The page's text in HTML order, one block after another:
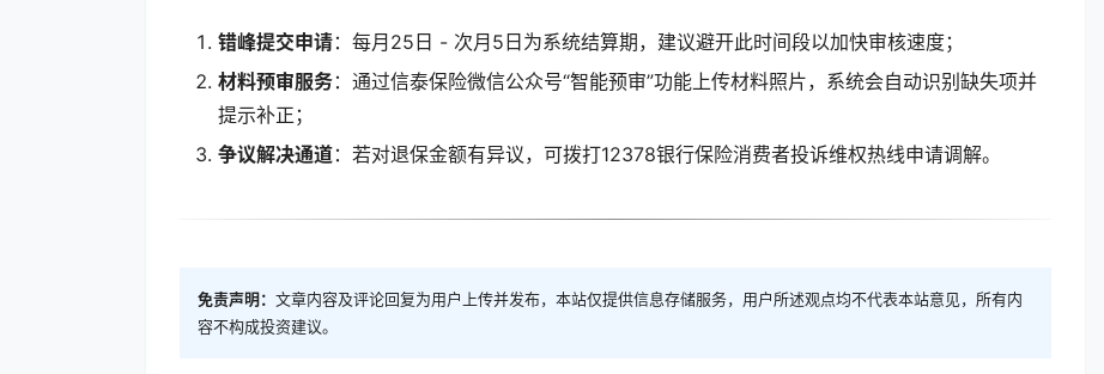
错峰提交申请：每月25日 - 次月5日为系统结算期，建议避开此时间段以加快审核速度；
材料预审服务：通过信泰保险微信公众号“智能预审”功能上传材料照片，系统会自动识别缺失项并
提示补正；
争议解决通道：若对退保金额有异议，可拨打12378银行保险消费者投诉维权热线申请调解。
免责声明： 文章内容及评论回复为用户上传并发布，本站仅提供信息存储服务，用户所述观点均不代表本站意见，所有内
容不构成投资建议。